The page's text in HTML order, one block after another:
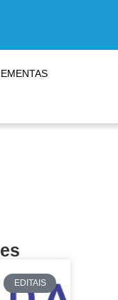
EMENTAS
EDITAIS